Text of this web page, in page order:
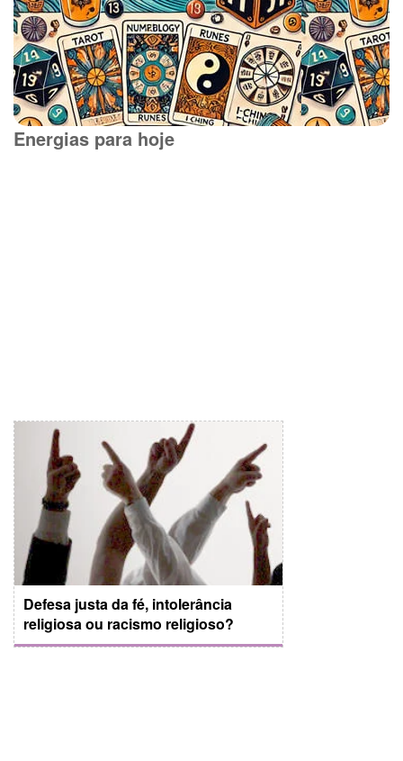
Energias para hoje
Defesa justa da fé, intolerância
religiosa ou racismo religioso?